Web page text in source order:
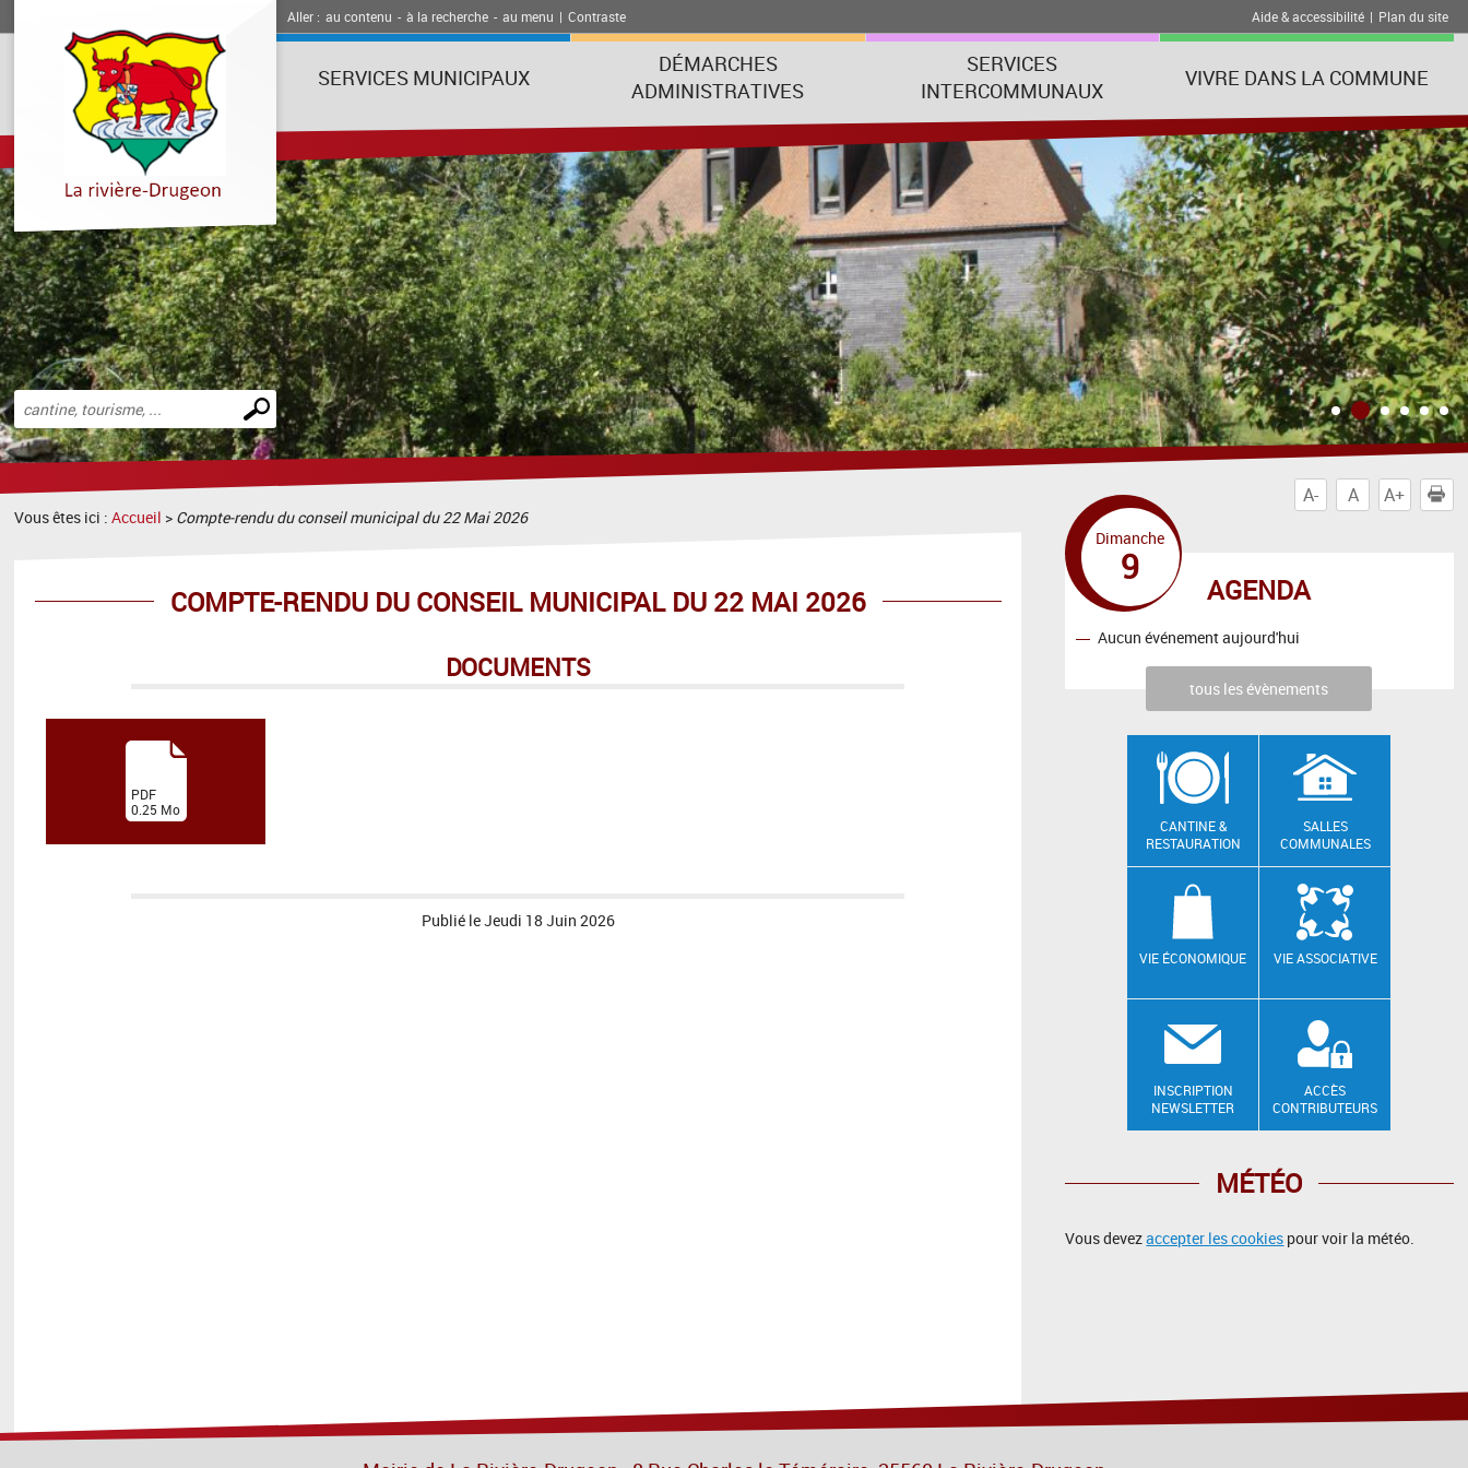
Aller : au contenu - à la recherche - au menu | Contraste Aide & accessibilité | Plan du site
SERVICES MUNICIPAUX
DÉMARCHES
ADMINISTRATIVES
SERVICES
INTERCOMMUNAUX
VIVRE DANS LA COMMUNE
Effectuer
une
recherche
A- A A+
Vous êtes ici :Accueil > Compte-rendu du conseil municipal du 22 Mai 2026
COMPTE-RENDU DU CONSEIL MUNICIPAL DU 22 MAI 2026
DOCUMENTS
(PDF
0.25 Mo
)
Publié leJeudi 18 Juin 2026
AGENDA
Dimanche
9
Aucun événement aujourd'hui
tous les évènements
CANTINE &
RESTAURATION
SALLES
COMMUNALES
VIE ÉCONOMIQUE VIE ASSOCIATIVE
INSCRIPTION
NEWSLETTER
ACCÈS
CONTRIBUTEURS
MÉTÉO
Vous devezaccepter les cookies pour voir la météo.